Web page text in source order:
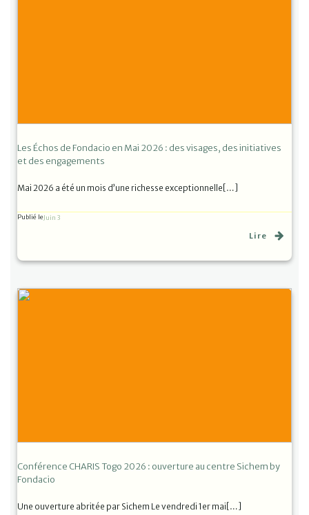
Les Échos de Fondacio en Mai 2026 : des visages, des initiatives
et des engagements
Mai 2026 a été un mois d’une richesse exceptionnelle[…]
Publié leJuin 3
Lire
Conférence CHARIS Togo 2026 : ouverture au centre Sichem by
Fondacio
Une ouverture abritée par Sichem Le vendredi 1er mai[…]